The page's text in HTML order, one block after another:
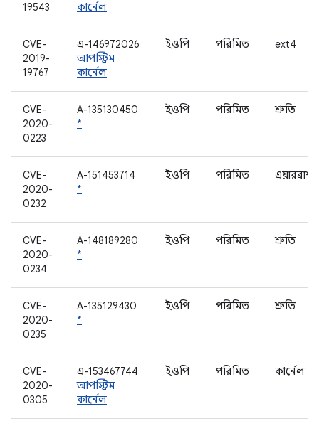
19543
কার্নেল
CVE-
2019-
19767
এ-146972026
আপস্ট্রিম
কার্নেল
ইওপি পরিমিত ext4
CVE-
2020-
0223
A-135130450
*
ইওপি পরিমিত শ্রুতি
CVE-
2020-
0232
A-151453714
*
ইওপি পরিমিত এয়ারব্রাশ
CVE-
2020-
0234
A-148189280
*
ইওপি পরিমিত শ্রুতি
CVE-
2020-
0235
A-135129430
*
ইওপি পরিমিত শ্রুতি
CVE-
2020-
0305
এ-153467744
আপস্ট্রিম
কার্নেল
ইওপি পরিমিত কার্নেল